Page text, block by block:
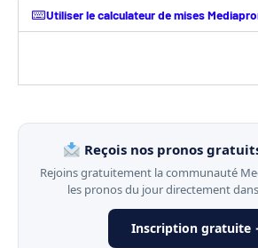
Utiliser le calculateur de mises
Reçois nos pronos
Rejoins gratuitement la communauté
les pronos du jour directement
Inscription gratuite